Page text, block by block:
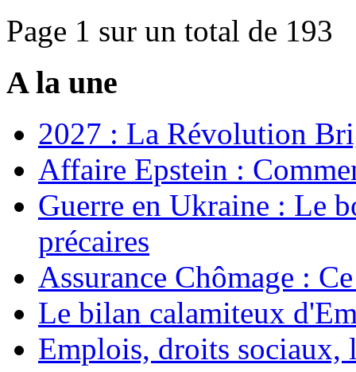
Page 1 sur un total de 193
A la une
2027 : La Révolution
Affaire Epstein :
Guerre en Ukraine : Le
précaires
Assurance Chômage :
Le bilan calamiteux
Emplois, droits sociaux,